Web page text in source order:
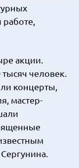
акции.
человек.
концерты,
мастер-